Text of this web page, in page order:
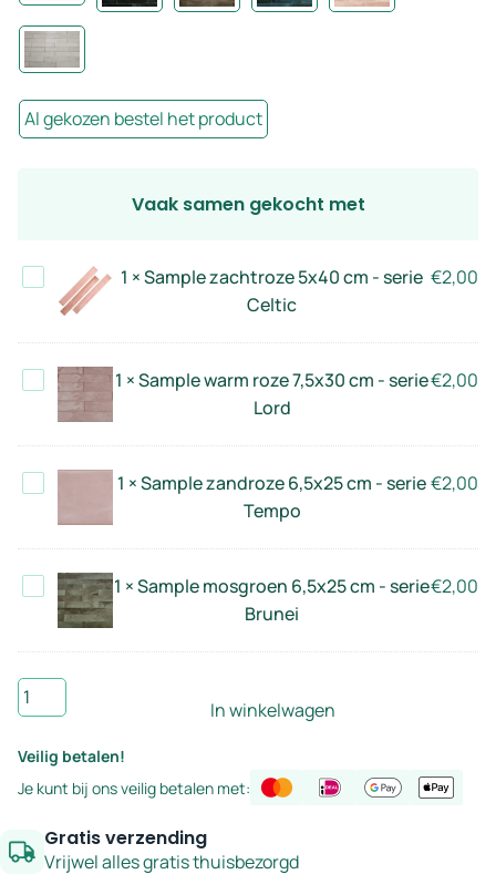
Al gekozen bestel het product
Vaak samen gekocht met
Sample
zachtroze
-
serie
Celtic
1 ×Sample zachtroze 5x40 cm - serie
Celtic
€2,00
Sample
warm
-
serie
Lord
1 ×Sample warm roze 7,5x30 cm - serie
Lord
€2,00
-
serie
Tempo
1 ×Sample zandroze 6,5x25 cm - serie
Tempo
€2,00
Sample
mosgroen
serie
Brunei
1 ×Sample mosgroen 6,5x25 cm - serie
Brunei
€2,00
Sample
bordeaux
6,5x25
serie
Brunei
aantal
In winkelwagen
Veilig betalen!
Je kunt bij ons veilig betalen met:
Gratis verzending
Vrijwel alles gratis thuisbezorgd